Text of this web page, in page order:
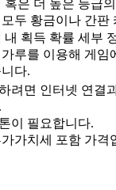
혹은 더 높은 등급
두 황금이나 간판
내 획득 확률 세부
루를 이용해 게임
다.
려면 인터넷 연결
이 필요합니다.
가가치세 포함 가격